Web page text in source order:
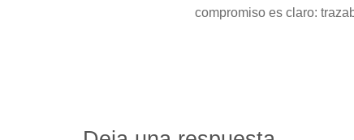
compromiso es claro: